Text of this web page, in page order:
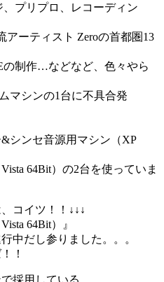
、プリプロ、レコーディン
アーティスト Zeroの首都圏13
の制作…などなど、色々やら
マシンの1台に不具合発
シンセ音源用マシン（XP
64Bit）の2台を使っていま
コイツ！！↓↓↓
64Bit）』
中だし参りました。。。
！
採用している、